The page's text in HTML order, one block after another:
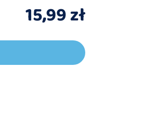
15,99 zł